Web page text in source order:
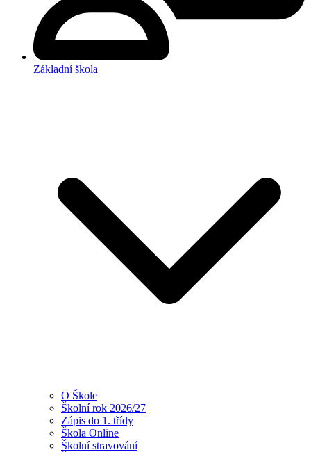
Základní škola
O Škole
Školní rok 2026/27
Zápis do 1. třídy
Škola Online
Školní stravování